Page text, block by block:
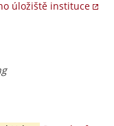
úložiště instituce